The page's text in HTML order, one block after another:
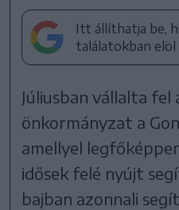
Itt állíthatja be,
találatokban elöl
Júliusban vállalta fel
önkormányzat a
amellyel
idősek felé nyújt
bajban azonnali